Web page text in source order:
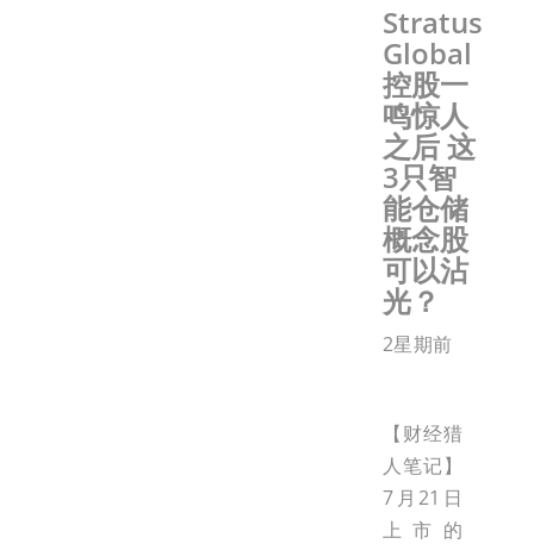
Stratus
Global
控股一
鸣惊人
之后 这
3只智
能仓储
概念股
可以沾
光？
2星期前
【财经猎
人笔记】
7月21日
上市的